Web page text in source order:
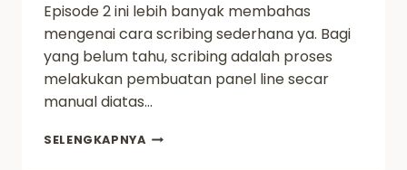
Episode 2 ini lebih banyak membahas
mengenai cara scribing sederhana ya. Bagi
yang belum tahu, scribing adalah proses
melakukan pembuatan panel line secar
manual diatas…
SELENGKAPNYA BUILDING